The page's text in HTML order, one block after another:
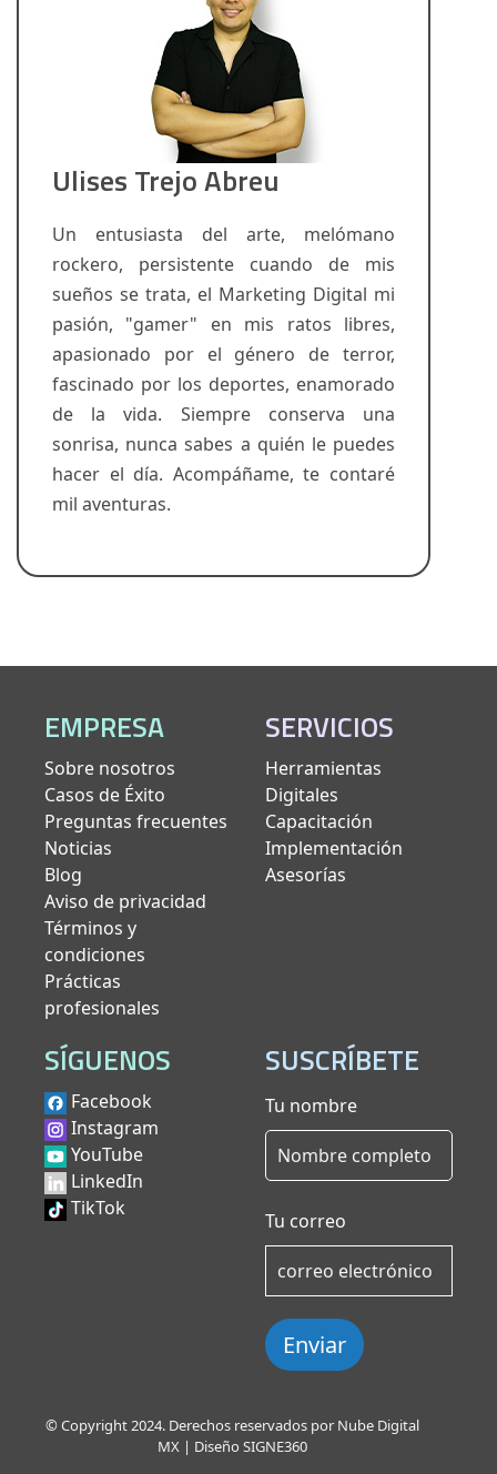
Ulises Trejo Abreu
Un entusiasta del arte, melómano
rockero, persistente cuando de mis
sueños se trata, el Marketing Digital mi
pasión, "gamer" en mis ratos libres,
apasionado por el género de terror,
fascinado por los deportes, enamorado
de la vida. Siempre conserva una
sonrisa, nunca sabes a quién le puedes
hacer el día. Acompáñame, te contaré
mil aventuras.
EMPRESA
Sobre nosotros
Casos de Éxito
Preguntas frecuentes
Noticias
Blog
Aviso de privacidad
Términos y
condiciones
Prácticas
profesionales
SERVICIOS
Herramientas
Digitales
Capacitación
Implementación
Asesorías
SÍGUENOS
Facebook
Instagram
YouTube
LinkedIn
TikTok
SUSCRÍBETE
Tu nombre
Tu correo
Enviar
© Copyright 2024. Derechos reservados por Nube Digital
MX | Diseño SIGNE360